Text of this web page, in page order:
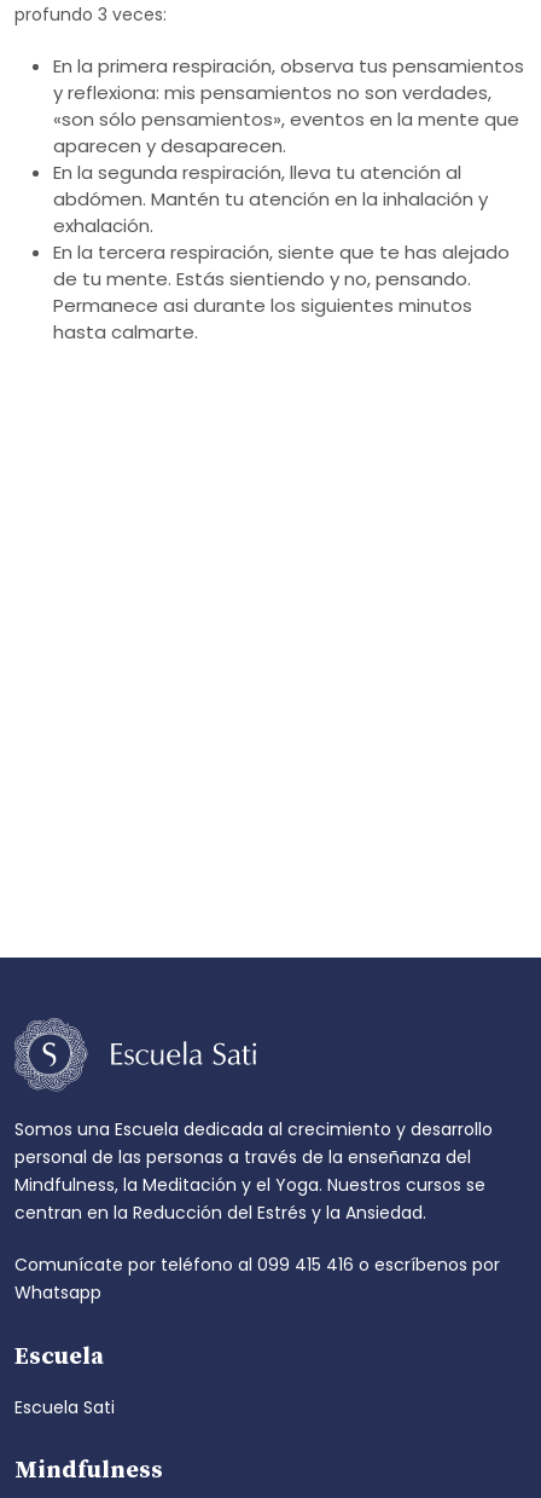
profundo 3 veces:
En la primera respiración, observa tus pensamientos
y reflexiona: mis pensamientos no son verdades,
«son sólo pensamientos», eventos en la mente que
aparecen y desaparecen.
En la segunda respiración, lleva tu atención al
abdómen. Mantén tu atención en la inhalación y
exhalación.
En la tercera respiración, siente que te has alejado
de tu mente. Estás sientiendo y no, pensando.
Permanece asi durante los siguientes minutos
hasta calmarte.
Somos una Escuela dedicada al crecimiento y desarrollo
personal de las personas a través de la enseñanza del
Mindfulness, la Meditación y el Yoga. Nuestros cursos se
centran en la Reducción del Estrés y la Ansiedad.
Comunícate por teléfono al 099 415 416 o escríbenos por
Whatsapp
Escuela
Escuela Sati
Mindfulness